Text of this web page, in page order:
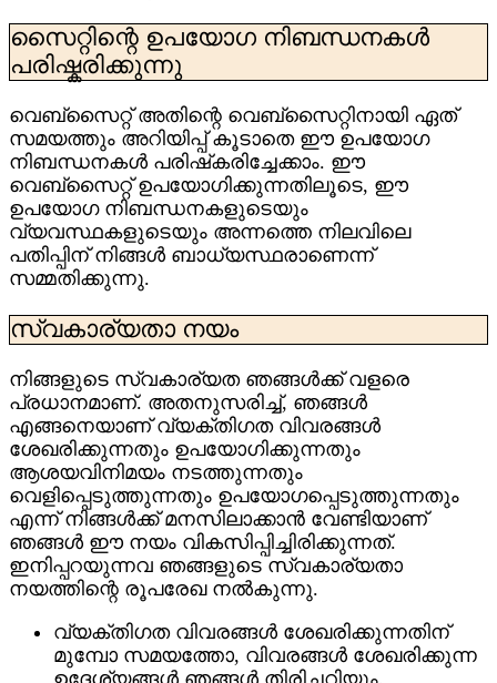
സൈറ്റിന്റെ ഉപയോഗ നിബന്ധനകൾ
പരിഷ്കരിക്കുന്നു
വെബ്‌സൈറ്റ് അതിന്റെ വെബ്‌സൈറ്റിനായി ഏത്
സമയത്തും അറിയിപ്പ് കൂടാതെ ഈ ഉപയോഗ
നിബന്ധനകൾ പരിഷ്‌കരിച്ചേക്കാം. ഈ
വെബ്‌സൈറ്റ് ഉപയോഗിക്കുന്നതിലൂടെ, ഈ
ഉപയോഗ നിബന്ധനകളുടെയും
വ്യവസ്ഥകളുടെയും അന്നത്തെ നിലവിലെ
പതിപ്പിന് നിങ്ങൾ ബാധ്യസ്ഥരാണെന്ന്
സമ്മതിക്കുന്നു.
സ്വകാര്യതാ നയം
നിങ്ങളുടെ സ്വകാര്യത ഞങ്ങൾക്ക് വളരെ
പ്രധാനമാണ്. അതനുസരിച്ച്, ഞങ്ങൾ
എങ്ങനെയാണ് വ്യക്തിഗത വിവരങ്ങൾ
ശേഖരിക്കുന്നതും ഉപയോഗിക്കുന്നതും
ആശയവിനിമയം നടത്തുന്നതും
വെളിപ്പെടുത്തുന്നതും ഉപയോഗപ്പെടുത്തുന്നതും
എന്ന് നിങ്ങൾക്ക് മനസിലാക്കാൻ വേണ്ടിയാണ്
ഞങ്ങൾ ഈ നയം വികസിപ്പിച്ചിരിക്കുന്നത്.
ഇനിപ്പറയുന്നവ ഞങ്ങളുടെ സ്വകാര്യതാ
നയത്തിന്റെ രൂപരേഖ നൽകുന്നു.
വ്യക്തിഗത വിവരങ്ങൾ ശേഖരിക്കുന്നതിന്
മുമ്പോ സമയത്തോ, വിവരങ്ങൾ ശേഖരിക്കുന്ന